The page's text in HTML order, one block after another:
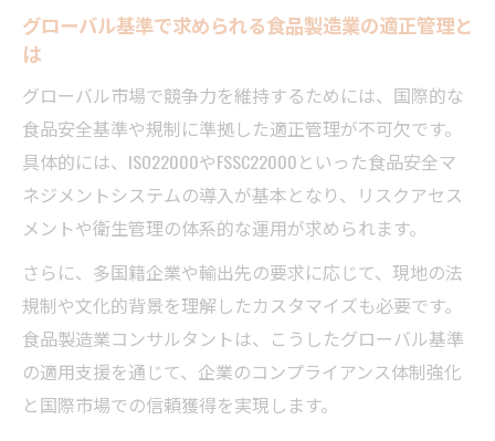
世界の食品基準変化に挑む新しいキャリアパス
への対応策
グローバル市場で生きる食品製造業コンサ
ルタントの展望
Fdaコンサル経験が新キャリア形成に与える
影響
食品製造業コンサルタントの活躍領域と将
来性を解説
合同会社グローバリューションから見る業
界動向
Fdaコンサルが導く食品業界の未来戦略習得術
グローバル基準で求められる食品製造業の適正管理と
は
グローバル市場で競争力を維持するためには、国際的な
食品安全基準や規制に準拠した適正管理が不可欠です。
具体的には、ISO22000やFSSC22000といった食品安全マ
ネジメントシステムの導入が基本となり、リスクアセス
メントや衛生管理の体系的な運用が求められます。
さらに、多国籍企業や輸出先の要求に応じて、現地の法
規制や文化的背景を理解したカスタマイズも必要です。
食品製造業コンサルタントは、こうしたグローバル基準
の適用支援を通じて、企業のコンプライアンス体制強化
と国際市場での信頼獲得を実現します。